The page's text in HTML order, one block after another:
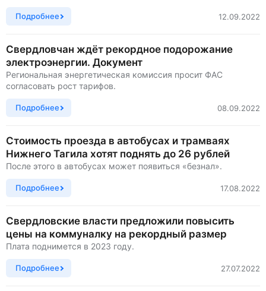
Подробнее 12.09.2022
Свердловчан ждёт рекордное подорожание
электроэнергии. Документ
Региональная энергетическая комиссия просит ФАС
согласовать рост тарифов.
Подробнее 08.09.2022
Стоимость проезда в автобусах и трамваях
Нижнего Тагила хотят поднять до 26 рублей
После этого в автобусах может появиться «безнал».
Подробнее 17.08.2022
Свердловские власти предложили повысить
цены на коммуналку на рекордный размер
Плата поднимется в 2023 году.
Подробнее 27.07.2022